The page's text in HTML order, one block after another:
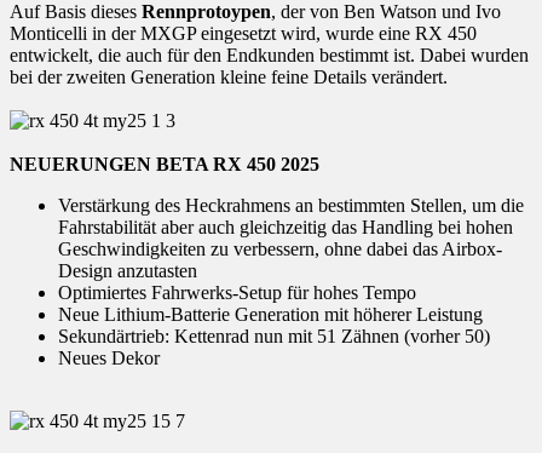
Auf Basis dieses Rennprotoypen, der von Ben Watson und Ivo
Monticelli in der MXGP eingesetzt wird, wurde eine RX 450
entwickelt, die auch für den Endkunden bestimmt ist. Dabei wurden
bei der zweiten Generation kleine feine Details verändert.
NEUERUNGEN BETA RX 450 2025
Verstärkung des Heckrahmens an bestimmten Stellen, um die
Fahrstabilität aber auch gleichzeitig das Handling bei hohen
Geschwindigkeiten zu verbessern, ohne dabei das Airbox-
Design anzutasten
Optimiertes Fahrwerks-Setup für hohes Tempo
Neue Lithium-Batterie Generation mit höherer Leistung
Sekundärtrieb: Kettenrad nun mit 51 Zähnen (vorher 50)
Neues Dekor